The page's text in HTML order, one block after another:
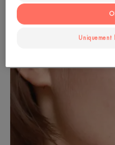
par un dermatologue. Il
certains traitements de
dessécher la peau.Uniquement